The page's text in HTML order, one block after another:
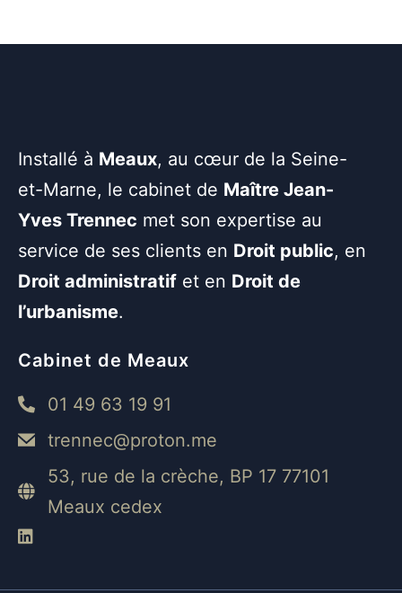
Installé à Meaux, au cœur de la Seine-
et-Marne, le cabinet de Maître Jean-
Yves Trennec met son expertise au
service de ses clients en Droit public, en
Droit administratif et en Droit de
l’urbanisme.
Cabinet de Meaux
01 49 63 19 91
trennec@proton.me
53, rue de la crèche, BP 17 77101
Meaux cedex